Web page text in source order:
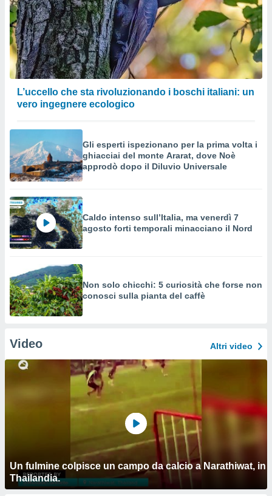
L’uccello che sta rivoluzionando i boschi italiani: un
vero ingegnere ecologico
Gli esperti ispezionano per la prima volta i
ghiacciai del monte Ararat, dove Noè
approdò dopo il Diluvio Universale
Caldo intenso sull’Italia, ma venerdì 7
agosto forti temporali minacciano il Nord
Non solo chicchi: 5 curiosità che forse non
conosci sulla pianta del caffè
Video Altri video
Un fulmine colpisce un campo da calcio a Narathiwat, in
Thailandia.